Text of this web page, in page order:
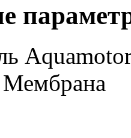
Мембрана